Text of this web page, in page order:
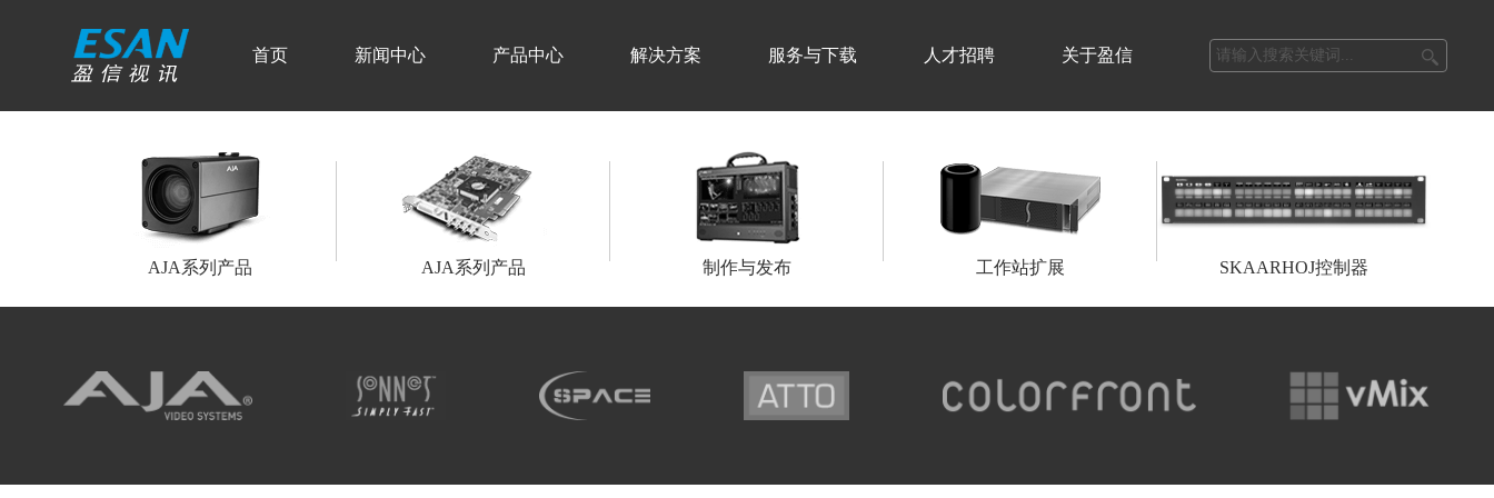
首页 新闻中心 产品中心 解决方案 服务与下载 人才招聘 关于盈信
AJA系列产品 AJA系列产品 制作与发布 工作站扩展 SKAARHOJ控制器